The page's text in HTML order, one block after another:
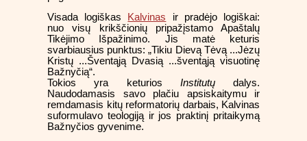
Visada logiškas Kalvinas ir pradėjo logiškai:
nuo visų krikščionių pripažįstamo Apaštalų
Tikėjimo Išpažinimo. Jis matė keturis
svarbiausius punktus: „Tikiu Dievą Tėvą ...Jėzų
Kristų ...Šventąją Dvasią ...šventąją visuotinę
Bažnyčią“.
Tokios yra keturios Institutųdalys.
Naudodamasis savo plačiu apsiskaitymu ir
remdamasis kitų reformatorių darbais, Kalvinas
suformulavo teologiją ir jos praktinį pritaikymą
Bažnyčios gyvenime.